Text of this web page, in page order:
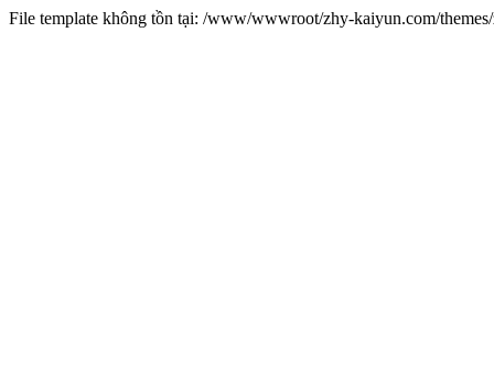
File template không tồn tại: /www/wwwroot/zhy-kaiyun.com/